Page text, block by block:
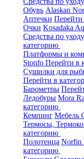
Обувь Alaskan
Аптечки Перейти
Очки Kosadaka
Средства по
категорию
Платформы и
Stonfo Перейти в
Сушилки для
Перейти в
Барометры
Ледобуры Mora
категорию
Кемпинг Мебель
Термосы,
категорию
Полотенца Norfin
категорию